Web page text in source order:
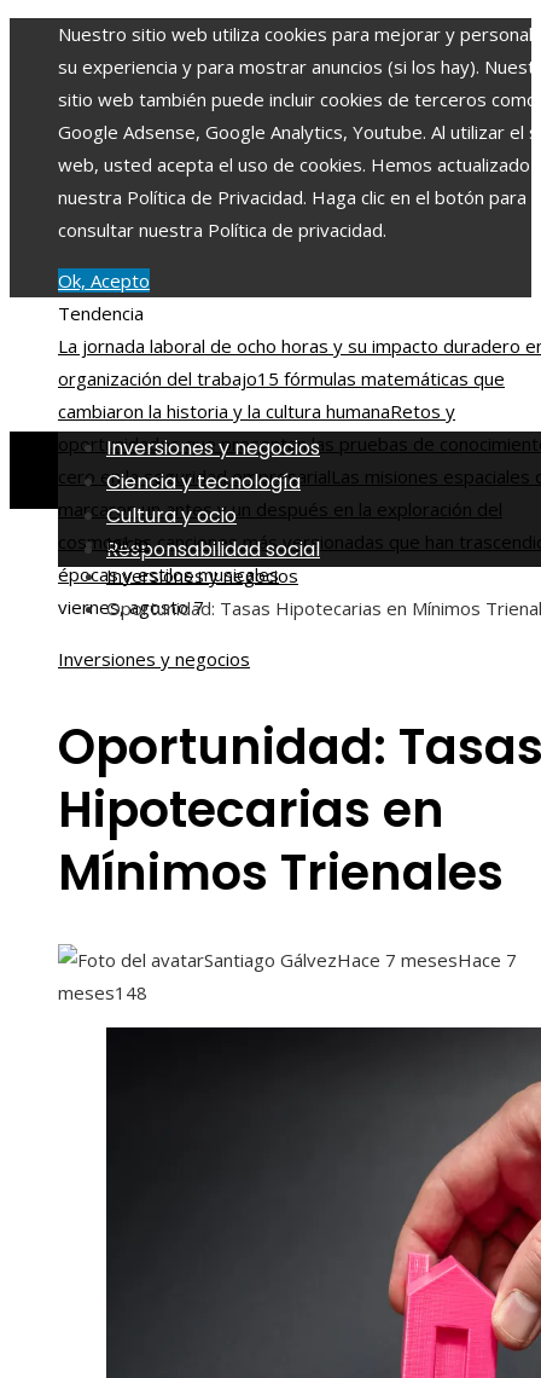
Nuestro sitio web utiliza cookies para mejorar y
su experiencia y para mostrar anuncios (si los hay).
sitio web también puede incluir cookies de terceros como
Google Adsense, Google Analytics, Youtube. Al utilizar el
web, usted acepta el uso de cookies. Hemos actualizado
nuestra Política de Privacidad. Haga clic en el botón para
consultar nuestra Política de privacidad.
Ok, Acepto
Tendencia
La jornada laboral de ocho horas y su impacto duradero
organización del trabajo15 fórmulas matemáticas que
cambiaron la historia y la cultura humanaRetos y
oportunidades que presentan las pruebas de
cero en la seguridad empresarialLas misiones espaciales
marcaron un antes y un después en la exploración del
cosmosLas canciones más versionadas que han
épocas y estilos musicales
viernes, agosto 7
Inversiones y negocios
Ciencia y tecnología
Cultura y ocio
Responsabilidad social
Inicio
Inversiones y negocios
Oportunidad: Tasas Hipotecarias en Mínimos
Inversiones y negocios
Oportunidad:
Hipotecarias en
Mínimos Trienales
Santiago GálvezHace 7 mesesHace 7
meses148